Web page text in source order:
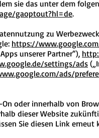
sie das unter dem
gaoptout?hl=de.
zu
https://
unserer Partner“),
settings/ads
ads/
oder innerhalb von
dieser Website
Sie diesen Link erneut